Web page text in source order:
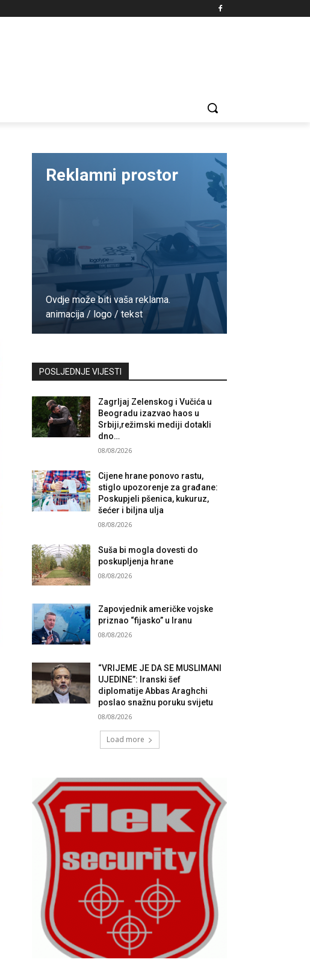
Reklamni prostor
Ovdje može biti vaša reklama.
animacija / logo / tekst
POSLJEDNJE VIJESTI
Zagrljaj Zelenskog i Vučića u
Beogradu izazvao haos u
Srbiji,režimski mediji dotakli
dno…
08/08/2026
Cijene hrane ponovo rastu,
stiglo upozorenje za građane:
Poskupjeli pšenica, kukuruz,
šećer i biljna ulja
08/08/2026
Suša bi mogla dovesti do
poskupljenja hrane
08/08/2026
Zapovjednik američke vojske
priznao “fijasko” u Iranu
08/08/2026
“VRIJEME JE DA SE MUSLIMANI
UJEDINE”: Iranski šef
diplomatije Abbas Araghchi
poslao snažnu poruku svijetu
08/08/2026
Load more